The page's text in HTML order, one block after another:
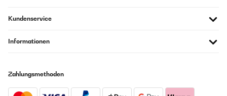
Kundenservice
Informationen
Zahlungsmethoden